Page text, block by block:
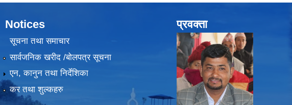
Notices
सूचना तथा समाचार
सार्वजनिक खरीद /बोलपत्र सूचना
एन, कानुन तथा निर्देशिका
कर तथा शुल्कहरु
प्रवक्ता